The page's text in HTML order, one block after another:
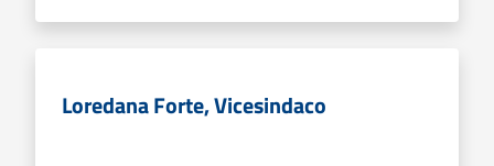
Loredana Forte, Vicesindaco